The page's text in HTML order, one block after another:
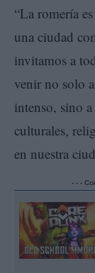
“La romería
una ciudad
invitamos a
venir no solo
intenso, sino
culturales,
en nuestra
- - -